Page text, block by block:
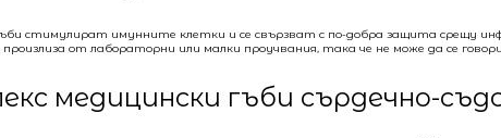
стимулират имунните клетки и се свързват с по-добра защита срещу
от лабораторни или малки проучвания, така че не може да се
медицински гъби сърдечно-